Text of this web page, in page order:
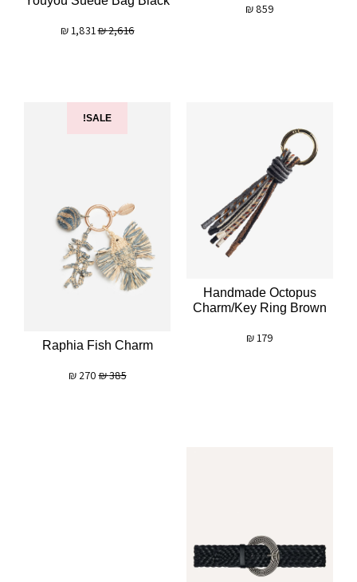
859
₪
2,616
₪
1,831
₪
Handmade Octopus
Charm/key Ring Brown
179
₪
SALE!
Raphia Fish Charm
385
₪
270
₪